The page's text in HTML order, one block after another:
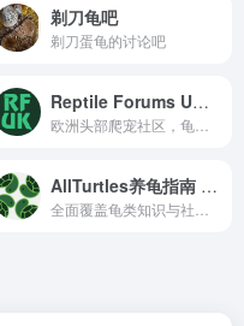
剃刀龟吧
剃刀蛋龟的讨论吧
Reptile Forums UK / 英国
AllTurtles养龟指南 / 美国